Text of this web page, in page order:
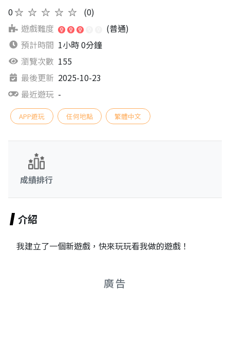
0★★★★★
(0)
遊戲難度
(普通)
預計時間 1小時 0分鐘
瀏覽次數 155
最後更新 2025-10-23
最近遊玩 -
APP遊玩 任何地點 繁體中文
成績排行
介紹
我建立了一個新遊戲，快來玩玩看我做的遊戲！
廣告